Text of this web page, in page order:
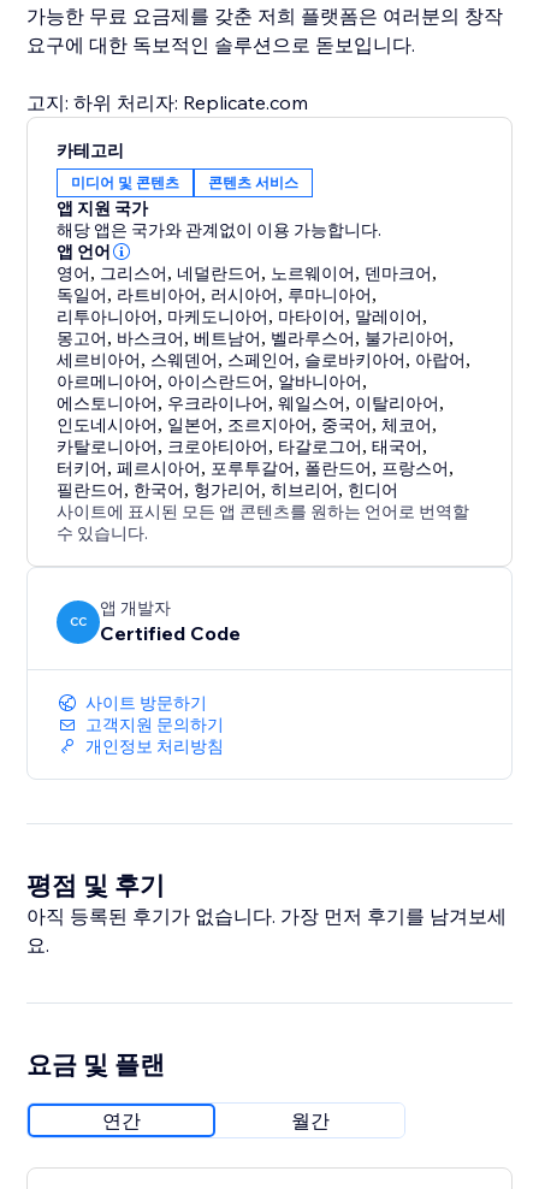
가능한 무료 요금제를 갖춘 저희 플랫폼은 여러분의 창작
요구에 대한 독보적인 솔루션으로 돋보입니다.
고지: 하위 처리자: Replicate.com
카테고리
미디어 및 콘텐츠 콘텐츠 서비스
앱 지원 국가
해당 앱은 국가와 관계없이 이용 가능합니다.
앱 언어
영어, 그리스어, 네덜란드어, 노르웨이어, 덴마크어,
독일어, 라트비아어, 러시아어, 루마니아어,
리투아니아어, 마케도니아어, 마타이어, 말레이어,
몽고어, 바스크어,베트남어, 벨라루스어, 불가리아어,
세르비아어, 스웨덴어, 스페인어, 슬로바키아어, 아랍어,
아르메니아어, 아이스란드어, 알바니아어,
에스토니아어, 우크라이나어,웨일스어, 이탈리아어,
인도네시아어, 일본어, 조르지아어, 중국어, 체코어,
카탈로니아어, 크로아티아어, 타갈로그어,태국어,
터키어,페르시아어, 포루투갈어, 폴란드어, 프랑스어,
필란드어, 한국어, 헝가리어,히브리어, 힌디어
사이트에 표시된 모든 앱 콘텐츠를 원하는 언어로 번역할
수 있습니다.
CC
앱 개발자
Certified Code
사이트 방문하기
고객지원 문의하기
개인정보 처리방침
평점 및 후기
아직 등록된 후기가 없습니다. 가장 먼저 후기를 남겨보세
요.
요금 및 플랜
연간 월간